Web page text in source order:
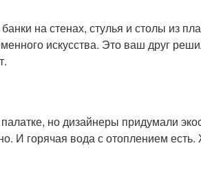
на стенах, стулья и столы из
искусства. Это ваш друг
но дизайнеры придумали
И горячая вода с отоплением